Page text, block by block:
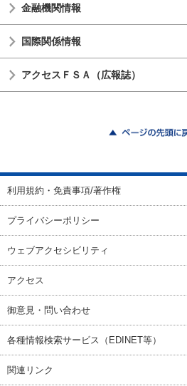
金融機関情報
国際関係情報
アクセスＦＳＡ（広報誌）
利用規約・免責事項/著作権
プライバシーポリシー
ウェブアクセシビリティ
アクセス
御意見・問い合わせ
各種情報検索サービス（EDINET等）
関連リンク